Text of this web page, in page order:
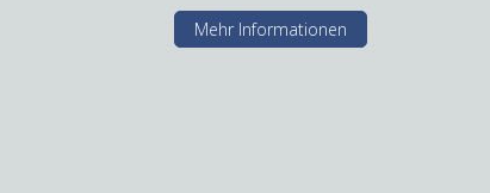
Mehr Informationen